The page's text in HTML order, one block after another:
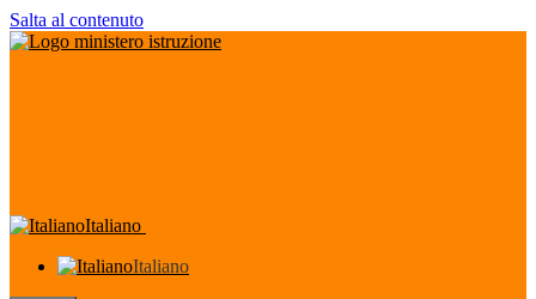
Salta al contenuto
Italiano
Italiano